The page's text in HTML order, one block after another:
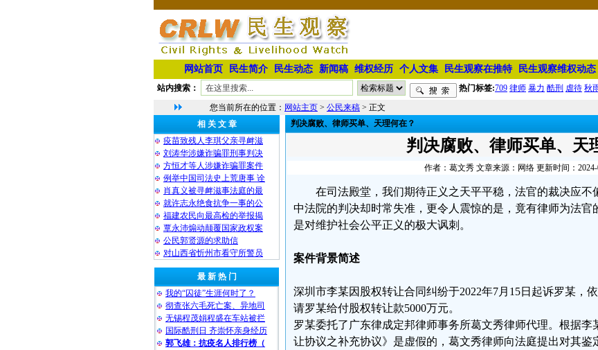
网站首页 民生简介 民生动态 新闻稿 维权经历 个人文集 民生观察在推特 民生观察维权动态
站内搜索： 热门标签:709 律师 暴力 酷刑 虐待 秋
您当前所在的位置： 网站主页 > 公民来稿 > 正文
相 关 文 章
疫苗致残人李琪父亲寻衅滋
刘涛华涉嫌诈骗罪刑事判决
方恒才等人涉嫌诈骗罪案件
例举中国司法史上荒唐事 诠
肖真义被寻衅滋事法庭的最
就许志永绝食抗争一事的公
福建农民向最高检的举报揭
覃永沛煽动颠覆国家政权案
公民郭贤源的求助信
对山西省忻州市看守所警员
最 新 热 门
我的“囚徒”生涯何时了？
彻查张六毛死亡案、异地司
无锡程茂娟程盛在车站被拦
国际酷刑日 齐崇怀亲身经历
郭飞雄：抗疫名人排行榜（
判决腐败、律师买单、天理何在？
判决腐败、律师买单、天
作者：葛文秀 文章来源：网络 更新时间：2024-
在司法殿堂，我们期待正义之天平平稳，法官的裁决应
中法院的判决却时常失准，更令人震惊的是，竟有律师为法
是对维护社会公平正义的极大讽刺。
案件背景简述
深圳市李某因股权转让合同纠纷于2022年7月15日起诉罗某，
请罗某给付股权转让款5000万元。
罗某委托了广东律成定邦律师事务所葛文秀律师代理。根据
让协议之补充协议》是虚假的，葛文秀律师向法庭提出对其